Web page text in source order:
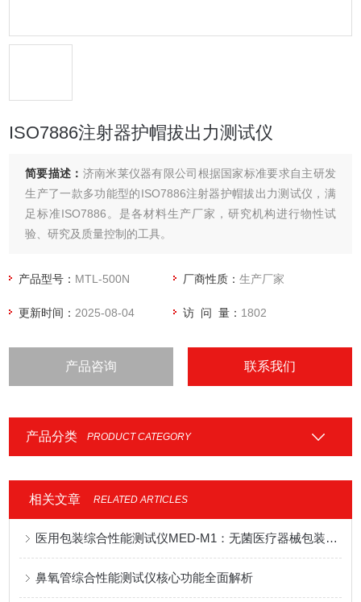
ISO7886注射器护帽拔出力测试仪
简要描述： 济南米莱仪器有限公司根据国家标准要求自主研发
生产了一款多功能型的ISO7886注射器护帽拔出力测试仪，满
足标准ISO7886。是各材料生产厂家，研究机构进行物性试
验、研究及质量控制的工具。
产品型号： MTL-500N 厂商性质：生产厂家
更新时间： 2025-08-04 访 问 量： 1802
产品咨询 联系我们
产品分类 PRODUCT CATEGORY
相关文章 RELATED ARTICLES
医用包装综合性能测试仪MED-M1：无菌医疗器械包装多指标检测设备应用说明
鼻氧管综合性能测试仪核心功能全面解析